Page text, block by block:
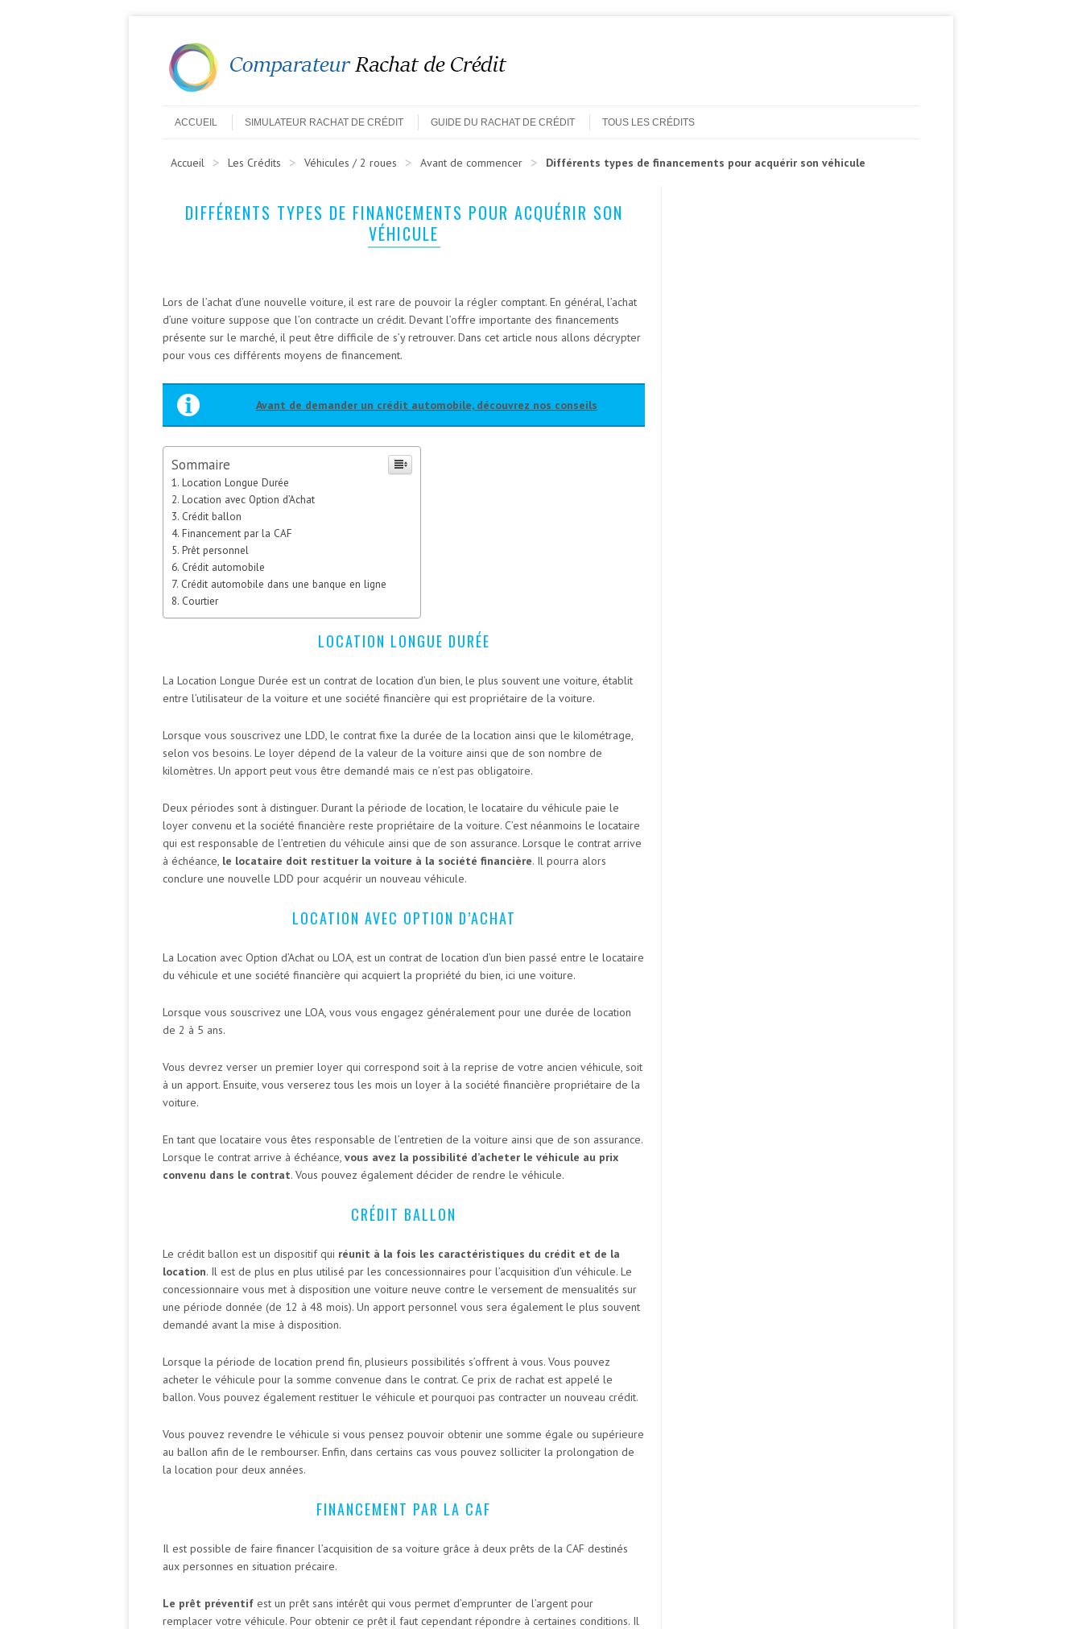
ACCUEIL SIMULATEUR RACHAT DE CRÉDIT GUIDE DU RACHAT DE CRÉDIT TOUS LES CRÉDITS
Accueil > Les Crédits > Véhicules / 2 roues > Avant de commencer > Différents types de financements pour acquérir son véhicule
DIFFÉRENTS TYPES DE FINANCEMENTS POUR ACQUÉRIR SON
VÉHICULE
Lors de l’achat d’une nouvelle voiture, il est rare de pouvoir la régler comptant. En général, l’achat
d’une voiture suppose que l’on contracte un crédit. Devant l’offre importante des financements
présente sur le marché, il peut être difficile de s’y retrouver. Dans cet article nous allons décrypter
pour vous ces différents moyens de financement.
Avant de demander un crédit automobile, découvrez nos conseils
Sommaire
Location Longue Durée
Location avec Option d’Achat
Crédit ballon
Financement par la CAF
Prêt personnel
Crédit automobile
Crédit automobile dans une banque en ligne
Courtier
LOCATION LONGUE DURÉE
La Location Longue Durée est un contrat de location d’un bien, le plus souvent une voiture, établit
entre l’utilisateur de la voiture et une société financière qui est propriétaire de la voiture.
Lorsque vous souscrivez une LDD, le contrat fixe la durée de la location ainsi que le kilométrage,
selon vos besoins. Le loyer dépend de la valeur de la voiture ainsi que de son nombre de
kilomètres. Un apport peut vous être demandé mais ce n’est pas obligatoire.
Deux périodes sont à distinguer. Durant la période de location, le locataire du véhicule paie le
loyer convenu et la société financière reste propriétaire de la voiture. C’est néanmoins le locataire
qui est responsable de l’entretien du véhicule ainsi que de son assurance. Lorsque le contrat arrive
à échéance, le locataire doit restituer la voiture à la société financière. Il pourra alors
conclure une nouvelle LDD pour acquérir un nouveau véhicule.
LOCATION AVEC OPTION D’ACHAT
La Location avec Option d’Achat ou LOA, est un contrat de location d’un bien passé entre le locataire
du véhicule et une société financière qui acquiert la propriété du bien, ici une voiture.
Lorsque vous souscrivez une LOA, vous vous engagez généralement pour une durée de location
de 2 à 5 ans.
Vous devrez verser un premier loyer qui correspond soit à la reprise de votre ancien véhicule, soit
à un apport. Ensuite, vous verserez tous les mois un loyer à la société financière propriétaire de la
voiture.
En tant que locataire vous êtes responsable de l’entretien de la voiture ainsi que de son assurance.
Lorsque le contrat arrive à échéance, vous avez la possibilité d’acheter le véhicule au prix
convenu dans le contrat. Vous pouvez également décider de rendre le véhicule.
CRÉDIT BALLON
Le crédit ballon est un dispositif qui réunit à la fois les caractéristiques du crédit et de la
location. Il est de plus en plus utilisé par les concessionnaires pour l’acquisition d’un véhicule. Le
concessionnaire vous met à disposition une voiture neuve contre le versement de mensualités sur
une période donnée (de 12 à 48 mois). Un apport personnel vous sera également le plus souvent
demandé avant la mise à disposition.
Lorsque la période de location prend fin, plusieurs possibilités s’offrent à vous. Vous pouvez
acheter le véhicule pour la somme convenue dans le contrat. Ce prix de rachat est appelé le
ballon. Vous pouvez également restituer le véhicule et pourquoi pas contracter un nouveau crédit.
Vous pouvez revendre le véhicule si vous pensez pouvoir obtenir une somme égale ou supérieure
au ballon afin de le rembourser. Enfin, dans certains cas vous pouvez solliciter la prolongation de
la location pour deux années.
FINANCEMENT PAR LA CAF
Il est possible de faire financer l’acquisition de sa voiture grâce à deux prêts de la CAF destinés
aux personnes en situation précaire.
Le prêt préventif est un prêt sans intérêt qui vous permet d’emprunter de l’argent pour
remplacer votre véhicule. Pour obtenir ce prêt il faut cependant répondre à certaines conditions. Il